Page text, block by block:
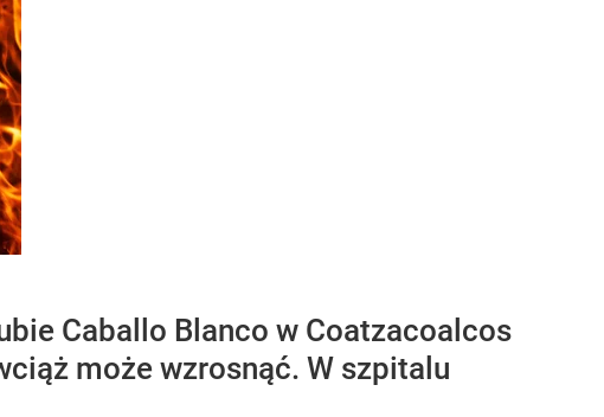
Caballo Blanco w Coatzacoalcos
może wzrosnąć. W szpitalu